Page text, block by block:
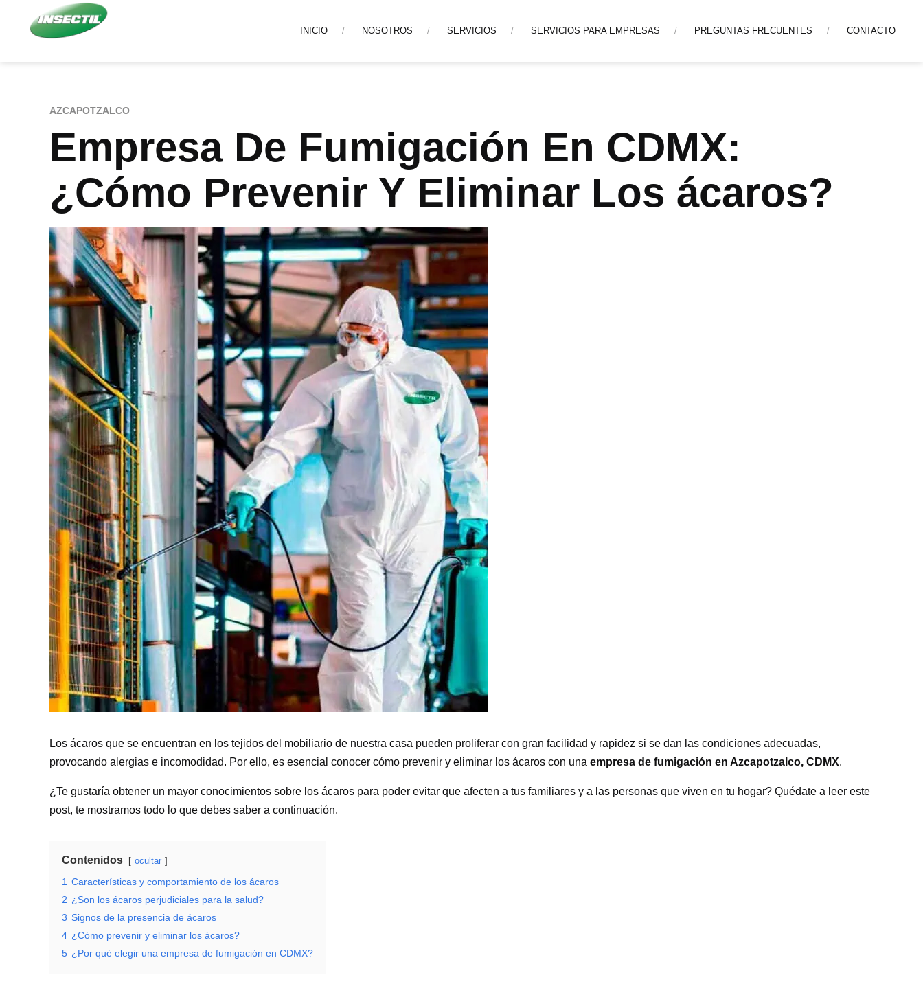
INICIO NOSOTROS SERVICIOS SERVICIOS PARA EMPRESAS PREGUNTAS FRECUENTES CONTACTO
AZCAPOTZALCO
Empresa De Fumigación En CDMX:
¿Cómo Prevenir Y Eliminar Los ácaros?
Los ácaros que se encuentran en los tejidos del mobiliario de nuestra casa pueden proliferar con gran facilidad y rapidez si se dan las condiciones adecuadas,
provocando alergias e incomodidad. Por ello, es esencial conocer cómo prevenir y eliminar los ácaros con una empresa de fumigación en Azcapotzalco, CDMX.
¿Te gustaría obtener un mayor conocimientos sobre los ácaros para poder evitar que afecten a tus familiares y a las personas que viven en tu hogar? Quédate a leer este
post, te mostramos todo lo que debes saber a continuación.
Contenidos ocultar
1 Características y comportamiento de los ácaros
2 ¿Son los ácaros perjudiciales para la salud?
3 Signos de la presencia de ácaros
4 ¿Cómo prevenir y eliminar los ácaros?
5 ¿Por qué elegir una empresa de fumigación en CDMX?